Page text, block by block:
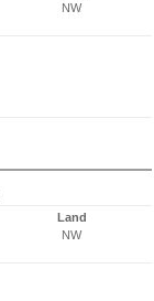
NW
Land
NW